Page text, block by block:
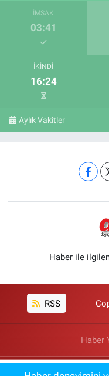
İMSAK
03:41
İKINDI
16:24
Aylık Vakitler
Haber ile
RSS
Haber